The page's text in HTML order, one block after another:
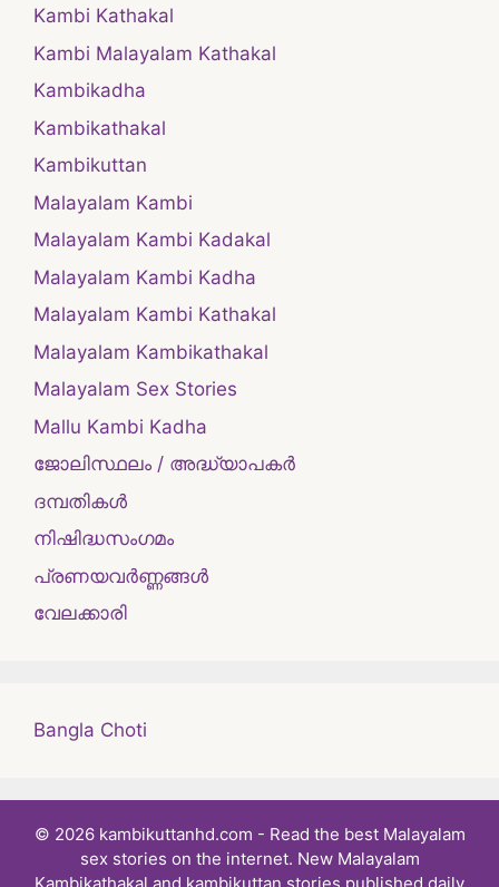
Kambi Kathakal
Kambi Malayalam Kathakal
Kambikadha
Kambikathakal
Kambikuttan
Malayalam Kambi
Malayalam Kambi Kadakal
Malayalam Kambi Kadha
Malayalam Kambi Kathakal
Malayalam Kambikathakal
Malayalam Sex Stories
Mallu Kambi Kadha
ജോലിസ്ഥലം / അദ്ധ്യാപകർ
ദമ്പതികള്‍
നിഷിദ്ധസംഗമം
പ്രണയവർണ്ണങ്ങൾ
വേലക്കാരി
Bangla Choti
© 2026 kambikuttanhd.com - Read the best Malayalam
sex stories on the internet. New Malayalam